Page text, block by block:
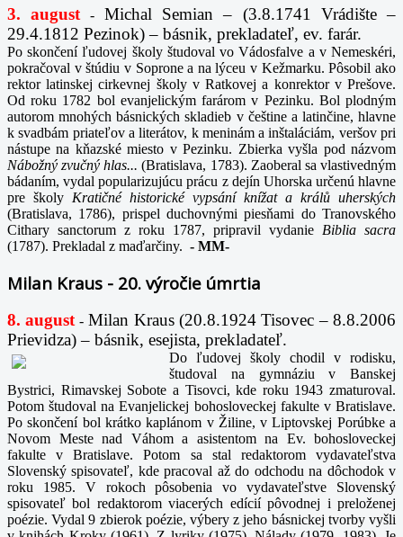
3. august -Michal Semian – (3.8.1741 Vrádište –
29.4.1812 Pezinok) – básnik, prekladateľ, ev. farár.
Po skončení ľudovej školy študoval vo Vádosfalve a v Nemeskéri,
pokračoval v štúdiu v Soprone a na lýceu v Kežmarku. Pôsobil ako
rektor latinskej cirkevnej školy v Ratkovej a konrektor v Prešove.
Od roku 1782 bol evanjelickým farárom v Pezinku. Bol plodným
autorom mnohých básnických skladieb v češtine a latinčine, hlavne
k svadbám priateľov a literátov, k meninám a inštaláciám, veršov pri
nástupe na kňazské miesto v Pezinku. Zbierka vyšla pod názvom
Nábožný zvučný hlas...(Bratislava, 1783). Zaoberal sa vlastivedným
bádaním, vydal popularizujúcu prácu z dejín Uhorska určenú hlavne
pre školy Kratičné historické vypsání knížat a králů uherských
(Bratislava, 1786), prispel duchovnými piesňami do Tranovského
Cithary sanctorum z roku 1787, pripravil vydanie Biblia sacra
(1787). Prekladal z maďarčiny. - MM-
Milan Kraus - 20. výročie úmrtia
8. august -Milan Kraus (20.8.1924 Tisovec – 8.8.2006
Prievidza) – básnik, esejista, prekladateľ.
Do ľudovej školy chodil v rodisku,
študoval na gymnáziu v Banskej
Bystrici, Rimavskej Sobote a Tisovci, kde roku 1943 zmaturoval.
Potom študoval na Evanjelickej bohosloveckej fakulte v Bratislave.
Po skončení bol krátko kaplánom v Žiline, v Liptovskej Porúbke a
Novom Meste nad Váhom a asistentom na Ev. bohosloveckej
fakulte v Bratislave. Potom sa stal redaktorom vydavateľstva
Slovenský spisovateľ, kde pracoval až do odchodu na dôchodok v
roku 1985. V rokoch pôsobenia vo vydavateľstve Slovenský
spisovateľ bol redaktorom viacerých edícií pôvodnej i preloženej
poézie. Vydal 9 zbierok poézie, výbery z jeho básnickej tvorby vyšli